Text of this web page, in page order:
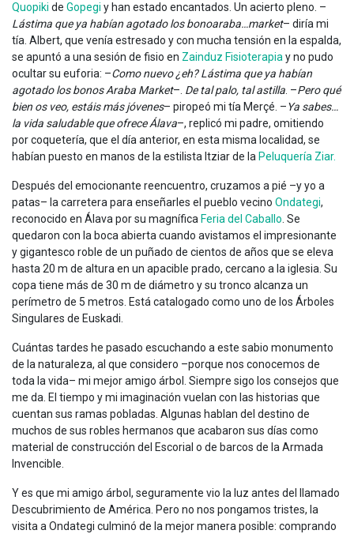
Quopiki de Gopegi y han estado encantados. Un acierto pleno. –
Lástima que ya habían agotado los bonoaraba…market– diría mi
tía. Albert, que venía estresado y con mucha tensión en la espalda,
se apuntó a una sesión de fisio en Zainduz Fisioterapia y no pudo
ocultar su euforia: –Como nuevo ¿eh? Lástima que ya habían
agotado los bonos Araba Market–. De tal palo, tal astilla . –Pero qué
bien os veo, estáis más jóvenes– piropeó mi tía Merçé. –Ya sabes…
la vida saludable que ofrece Álava–, replicó mi padre, omitiendo
por coquetería, que el día anterior, en esta misma localidad, se
habían puesto en manos de la estilista Itziar de la Peluquería Ziar.
Después del emocionante reencuentro, cruzamos a pié –y yo a
patas– la carretera para enseñarles el pueblo vecino Ondategi,
reconocido en Álava por su magnífica Feria del Caballo . Se
quedaron con la boca abierta cuando avistamos el impresionante
y gigantesco roble de un puñado de cientos de años que se eleva
hasta 20 m de altura en un apacible prado, cercano a la iglesia. Su
copa tiene más de 30 m de diámetro y su tronco alcanza un
perímetro de 5 metros. Está catalogado como uno de los Árboles
Singulares de Euskadi.
Cuántas tardes he pasado escuchando a este sabio monumento
de la naturaleza, al que considero –porque nos conocemos de
toda la vida– mi mejor amigo árbol. Siempre sigo los consejos que
me da. El tiempo y mi imaginación vuelan con las historias que
cuentan sus ramas pobladas. Algunas hablan del destino de
muchos de sus robles hermanos que acabaron sus días como
material de construcción del Escorial o de barcos de la Armada
Invencible.
Y es que mi amigo árbol, seguramente vio la luz antes del llamado
Descubrimiento de América. Pero no nos pongamos tristes, la
visita a Ondategi culminó de la mejor manera posible: comprando